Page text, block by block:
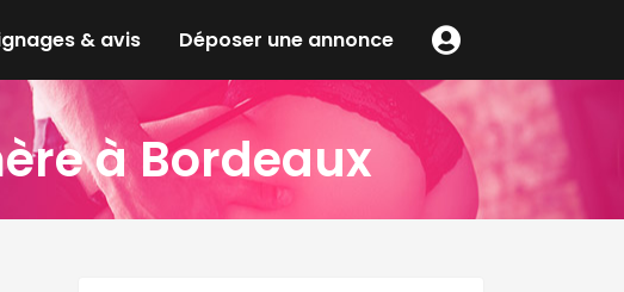
& avis Déposer une annonce
à Bordeaux